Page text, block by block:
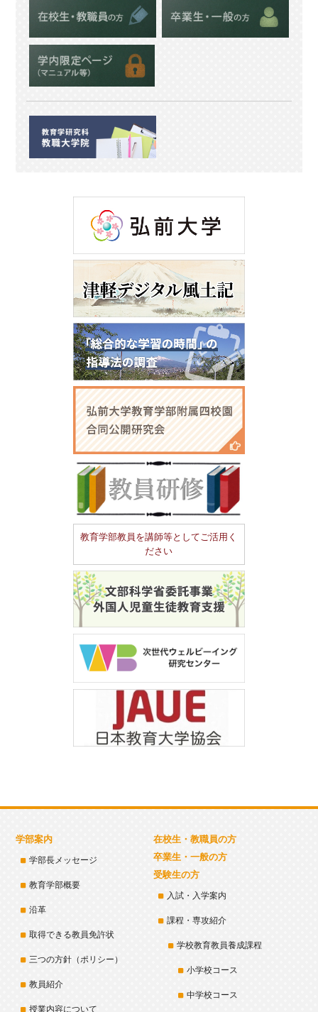
教育学部教員を講師等としてご活用く
ださい
学部案内
学部長メッセージ
教育学部概要
沿革
取得できる教員免許状
三つの方針（ポリシー）
教員紹介
授業内容について
在校生・教職員の方
卒業生・一般の方
受験生の方
入試・入学案内
課程・専攻紹介
学校教育教員養成課程
小学校コース
中学校コース